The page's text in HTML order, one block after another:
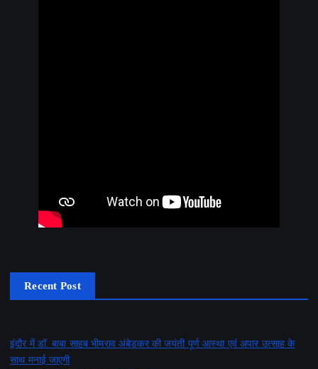
Recent Post
इंदौर में डॉ. बाबा साहब भीमराव अंबेडकर की जयंती पूर्ण आस्था एवं अपार उत्साह के
साथ मनाई जाएगी